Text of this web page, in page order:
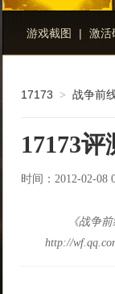
游戏截图 | 激活
17173 > 战争前
17173
时间：2012-02-08
《战争
http://